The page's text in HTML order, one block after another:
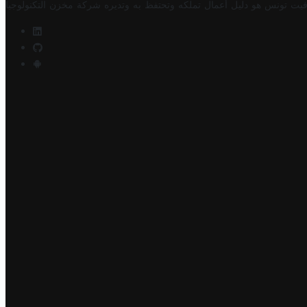
تونس هو دليل أعمال تملكه وتحتفظ به وتديره شركة مخزن التكنولوجيا